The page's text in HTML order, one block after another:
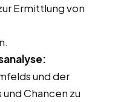
Ermittlung von
und der
Chancen zu